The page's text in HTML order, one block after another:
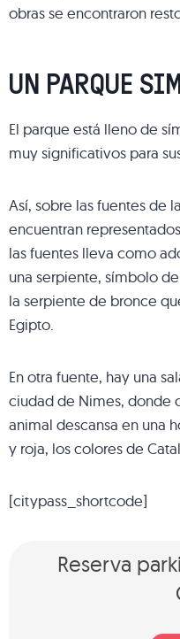
obras se encontraron
UN PARQUE
El parque está lleno de
muy significativos para
Así, sobre las fuentes de
encuentran
las fuentes lleva como
una serpiente, símbolo
la serpiente de bronce
Egipto.
En otra fuente, hay una
ciudad de Nimes, donde
animal descansa en una
y roja, los colores de
[citypass_shortcode]
Reserva